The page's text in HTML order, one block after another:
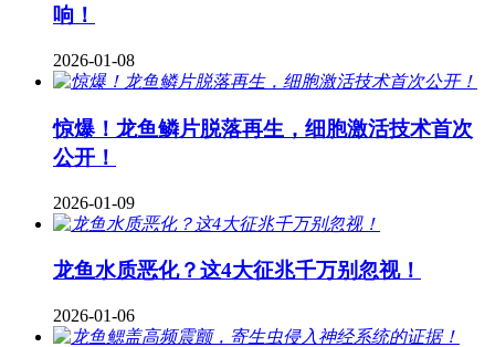
响！
2026-01-08
惊爆！龙鱼鳞片脱落再生，细胞激活技术首次
公开！
2026-01-09
龙鱼水质恶化？这4大征兆千万别忽视！
2026-01-06